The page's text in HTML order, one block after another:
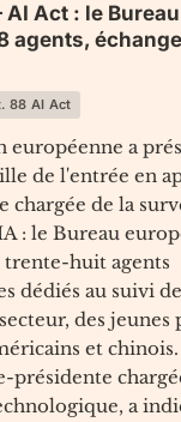
Act : le
agents,
88 AI Act
européenne a
de l'entrée en
chargée de la
: le Bureau
huit agents
dédiés au suivi
des jeunes
et
présidente
a